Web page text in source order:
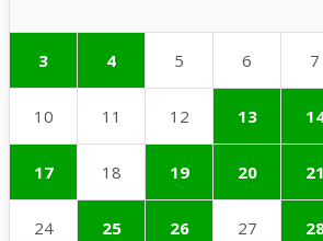
3 4 5 6 7
10 11 12 13
17 18 19 20 21
24 25 26 27